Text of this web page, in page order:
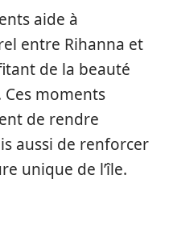
aide à
entre Rihanna et
de la beauté
Ces moments
de rendre
aussi de renforcer
unique de l’île.